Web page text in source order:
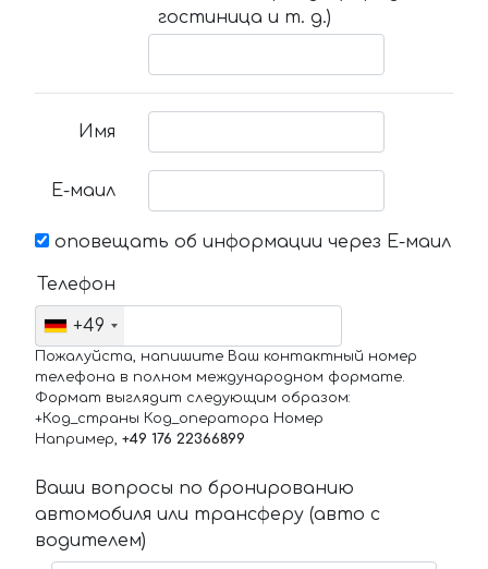
гостиница и т. д.)
Имя
Е-маил
оповещать об информации через Е-маил
Телефон
+49
Пожалуйста, напишите Ваш контактный номер
телефона в полном международном формате.
Формат выглядит следующим образом:
+Код_страны Код_оператора Номер
Например, +49 176 22366899
Ваши вопросы по бронированию
автомобиля или трансферу (авто с
водителем)